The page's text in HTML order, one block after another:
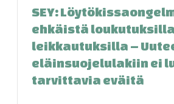
SEY:
ehkäistä
leikkautuksilla –
eläinsuojelulakiin ei
tarvittavia eväitä